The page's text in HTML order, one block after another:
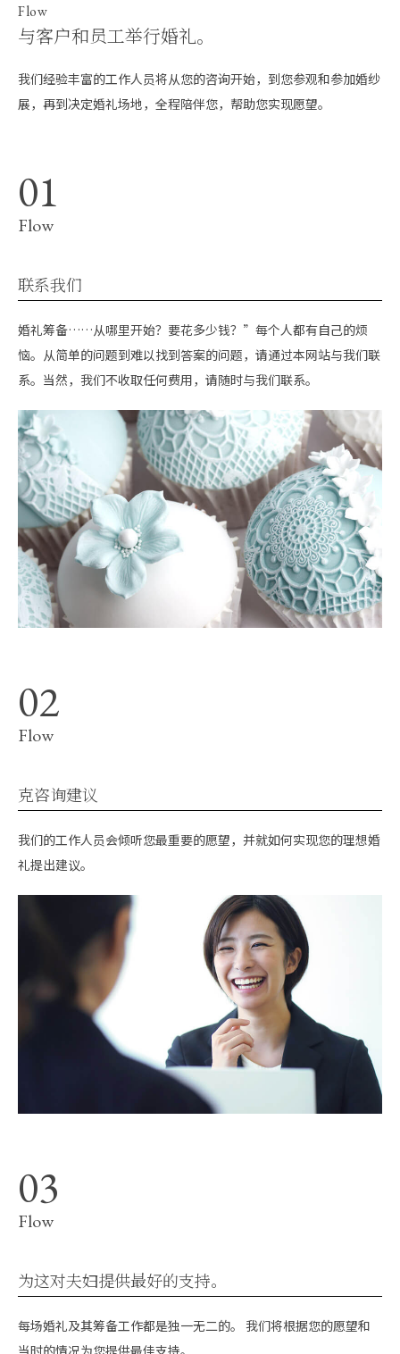
Flow
与客户和员工举行婚礼。
我们经验丰富的工作人员将从您的咨询开始，到您参观和参加婚纱
展，再到决定婚礼场地，全程陪伴您，帮助您实现愿望。
Flow
联系我们
婚礼筹备……从哪里开始？要花多少钱？”每个人都有自己的烦
恼。从简单的问题到难以找到答案的问题，请通过本网站与我们联
系。当然，我们不收取任何费用，请随时与我们联系。
Flow
克咨询建议
我们的工作人员会倾听您最重要的愿望，并就如何实现您的理想婚
礼提出建议。
Flow
为这对夫妇提供最好的支持。
每场婚礼及其筹备工作都是独一无二的。 我们将根据您的愿望和